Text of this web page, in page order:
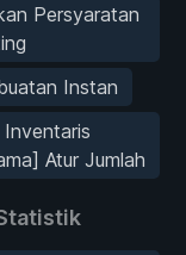
Persyaratan
Instan
Inventaris
Atur Jumlah